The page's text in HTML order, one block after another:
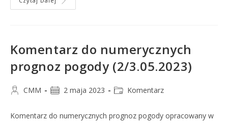
Komentarz do numerycznych
prognoz pogody (2/3.05.2023)
CMM 2 maja 2023 Komentarz
Komentarz do numerycznych prognoz pogody opracowany w